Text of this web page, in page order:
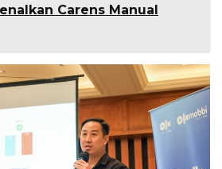
Carens Manual